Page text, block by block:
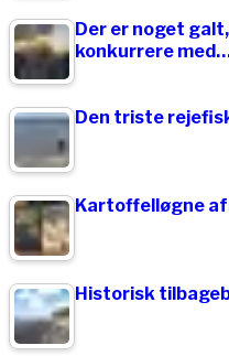
Der er noget
konkurrere
Den triste
Kartoffelløgne
Historisk